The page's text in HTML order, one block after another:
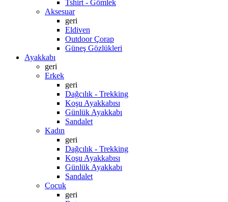
Tshirt - Gömlek
Aksesuar
geri
Eldiven
Outdoor Çorap
Güneş Gözlükleri
Ayakkabı
geri
Erkek
geri
Dağcılık - Trekking
Koşu Ayakkabısı
Günlük Ayakkabı
Sandalet
Kadın
geri
Dağcılık - Trekking
Koşu Ayakkabısı
Günlük Ayakkabı
Sandalet
Çocuk
geri